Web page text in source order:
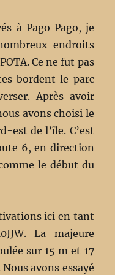
à Pago Pago, je
endroits
Ce ne fut pas
bordent le parc
Après avoir
avons choisi le
est de l’île. C’est
6, en direction
le début du
ici en tant
La majeure
sur 15 m et 17
avons essayé